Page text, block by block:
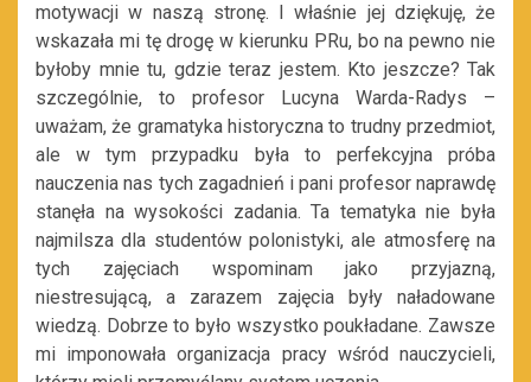
motywacji w naszą stronę. I właśnie jej dziękuję, że
wskazała mi tę drogę w kierunku PRu, bo na pewno nie
byłoby mnie tu, gdzie teraz jestem. Kto jeszcze? Tak
szczególnie, to profesor Lucyna Warda-Radys –
uważam, że gramatyka historyczna to trudny przedmiot,
ale w tym przypadku była to perfekcyjna próba
nauczenia nas tych zagadnień i pani profesor naprawdę
stanęła na wysokości zadania. Ta tematyka nie była
najmilsza dla studentów polonistyki, ale atmosferę na
tych zajęciach wspominam jako przyjazną,
niestresującą, a zarazem zajęcia były naładowane
wiedzą. Dobrze to było wszystko poukładane. Zawsze
mi imponowała organizacja pracy wśród nauczycieli,